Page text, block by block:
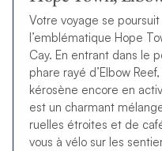
Votre voyage se poursuit
l’emblématique Hope
Cay. En entrant dans le
phare rayé d’Elbow
kérosène encore en
est un charmant
ruelles étroites et de
vous à vélo sur les